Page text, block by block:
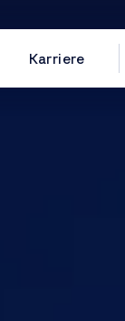
Karriere